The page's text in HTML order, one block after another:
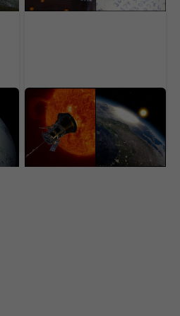
150 rokov ho nevedeli
dokázať. Najvýkonnejší
teleskop odhalil zvláštny
fenomén Slnka